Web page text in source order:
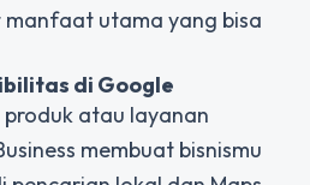
utama yang bisa
di Google
atau layanan
membuat bisnismu